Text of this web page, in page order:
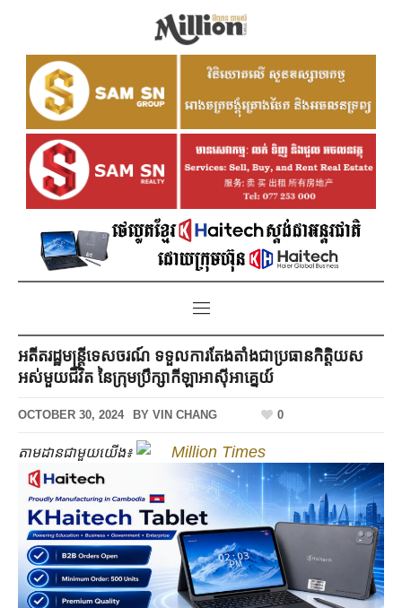
អតីតរដ្ឋមន្រ្តីទេសចរណ៍ ទទួលការតែងតាំងជាប្រធានកិត្តិយស
អស់មួយជីវិត នៃក្រុមប្រឹក្សាកីឡាអាស៊ីអាគ្នេយ៍
OCTOBER 30, 2024 BY VIN CHANG 0
តាមដានជាមួយយើង៖ Million Times